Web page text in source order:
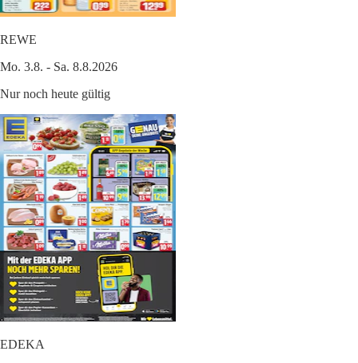
REWE
Mo. 3.8. - Sa. 8.8.2026
Nur noch heute gültig
EDEKA